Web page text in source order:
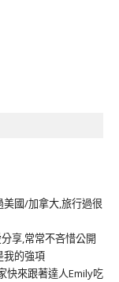
美國/加拿大,旅行過很
享,常常不吝惜公開
我的強項
快來跟著達人Emily吃